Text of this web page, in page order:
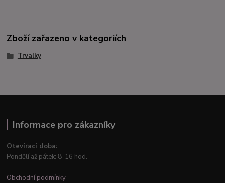
Zboží zařazeno v kategoriích
Trvalky
Informace pro zákazníky
Otevírací doba:
Pondělí až pátek: 8-16 hod.
Obchodní podmínky